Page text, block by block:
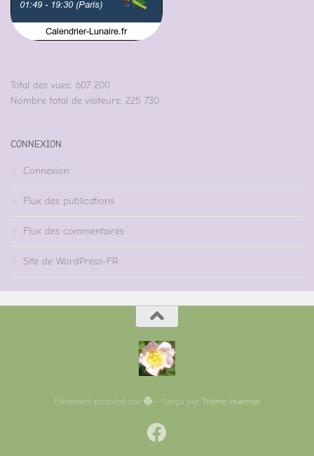
Total des vues: 607 200
Nombre total de visiteurs: 225 730
CONNEXION
Connexion
Flux des publications
Flux des commentaires
Site de WordPress-FR
Fièrement propulsé par - Conçu parThème Hueman